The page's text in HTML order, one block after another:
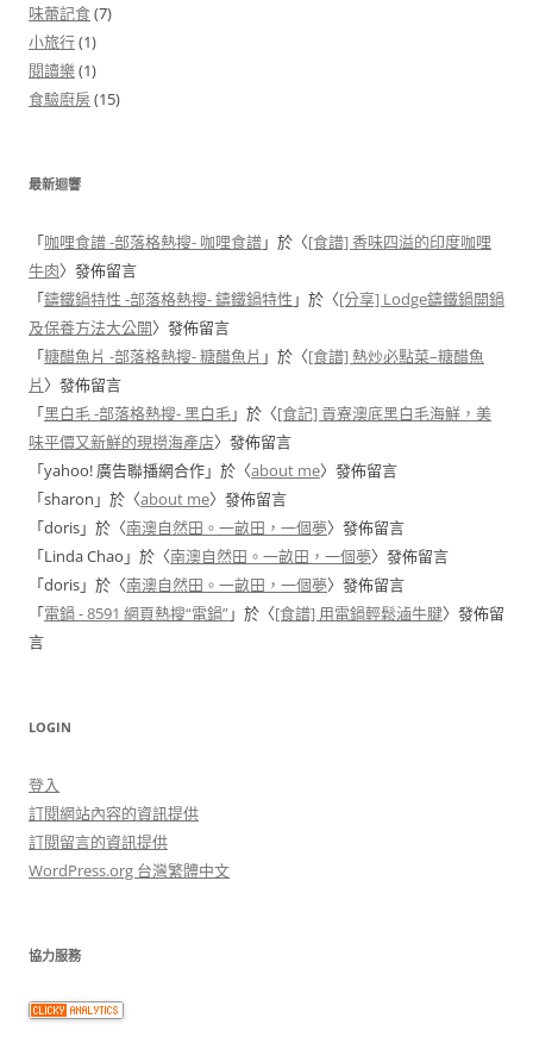
味蕾記食(7)
小旅行(1)
閱讀樂(1)
食驗廚房(15)
最新迴響
「咖哩食譜 -部落格熱搜- 咖哩食譜」於〈[食譜] 香味四溢的印度咖哩
牛肉〉發佈留言
「鑄鐵鍋特性 -部落格熱搜- 鑄鐵鍋特性 」於〈[分享] Lodge鑄鐵鍋開鍋
及保養方法大公開〉發佈留言
「糖醋魚片 -部落格熱搜- 糖醋魚片 」於〈[食譜] 熱炒必點菜–糖醋魚
片 〉發佈留言
「黑白毛 -部落格熱搜- 黑白毛」於〈[食記] 貢寮澳底黑白毛海鮮，美
味平價又新鮮的現撈海產店〉發佈留言
「yahoo! 廣告聯播網合作」於〈about me〉發佈留言
「sharon 」於〈about me〉發佈留言
「doris」於〈南澳自然田。一畝田，一個夢〉發佈留言
「Linda Chao 」於〈南澳自然田。一畝田，一個夢〉發佈留言
「doris」於〈南澳自然田。一畝田，一個夢〉發佈留言
「電鍋 - 8591 網頁熱搜“電鍋”」於〈[食譜] 用電鍋輕鬆滷牛腱〉發佈留
言
LOGIN
登入
訂閱網站內容的資訊提供
訂閱留言的資訊提供
WordPress.org 台灣繁體中文
協力服務